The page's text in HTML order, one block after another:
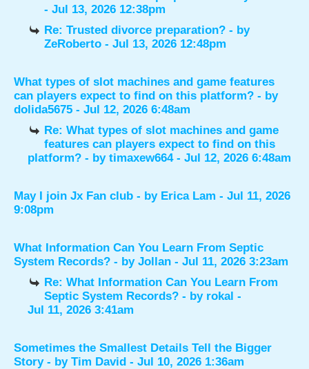
- Jul 13, 2026 12:38pm
Re: Trusted divorce preparation? - by
ZeRoberto - Jul 13, 2026 12:48pm
What types of slot machines and game features
can players expect to find on this platform? - by
dolida5675 - Jul 12, 2026 6:48am
Re: What types of slot machines and game
features can players expect to find on this
platform? - by timaxew664- Jul 12, 2026 6:48am
May I join Jx Fan club - by Erica Lam - Jul 11, 2026
9:08pm
What Information Can You Learn From Septic
System Records? - by Jollan - Jul 11, 2026 3:23am
Re: What Information Can You Learn From
Septic System Records? - by rokal -
Jul 11, 2026 3:41am
Sometimes the Smallest Details Tell the Bigger
Story - by Tim David - Jul 10, 2026 1:36am